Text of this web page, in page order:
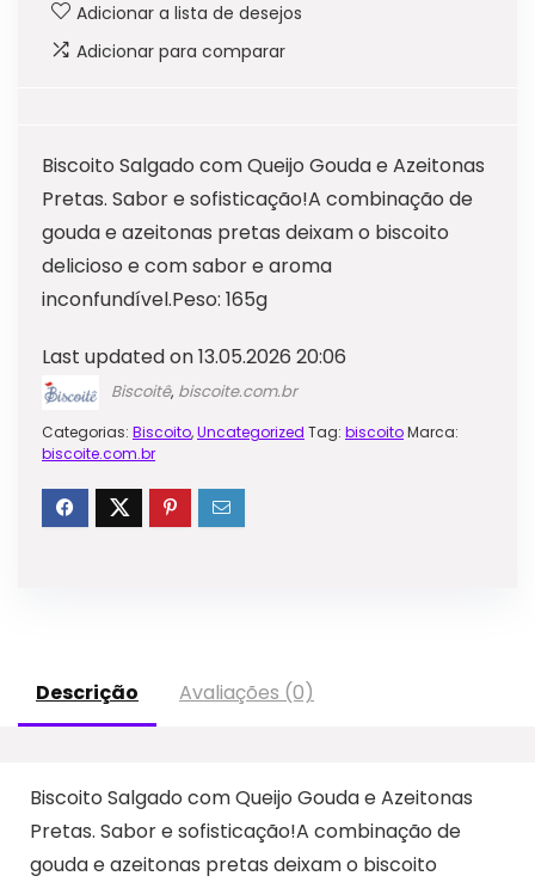
Adicionar a lista de desejos
Adicionar para comparar
Biscoito Salgado com Queijo Gouda e Azeitonas
Pretas. Sabor e sofisticação!A combinação de
gouda e azeitonas pretas deixam o biscoito
delicioso e com sabor e aroma
inconfundível.Peso: 165g
Last updated on 13.05.2026 20:06
Biscoitê, biscoite.com.br
Categorias: Biscoito,Uncategorized Tag: biscoitoMarca:
biscoite.com.br
Descrição Avaliações (0)
Biscoito Salgado com Queijo Gouda e Azeitonas
Pretas. Sabor e sofisticação!A combinação de
gouda e azeitonas pretas deixam o biscoito